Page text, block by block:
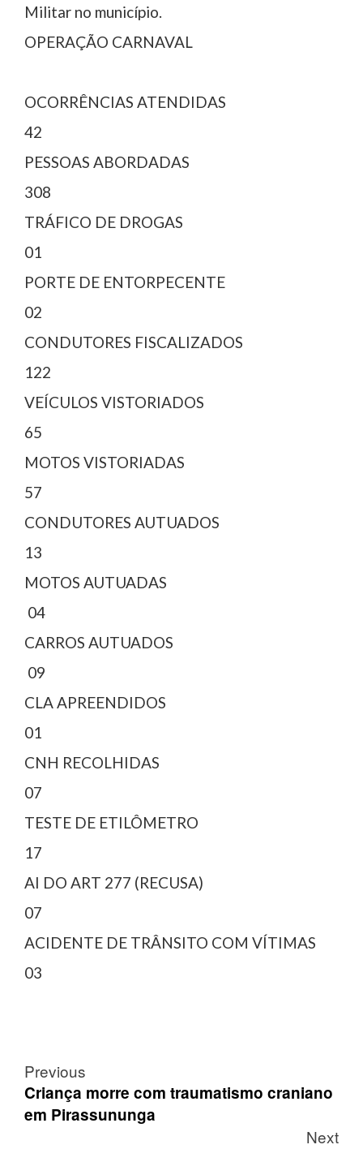
Militar no município.
OPERAÇÃO CARNAVAL
OCORRÊNCIAS ATENDIDAS
42
PESSOAS ABORDADAS
308
TRÁFICO DE DROGAS
01
PORTE DE ENTORPECENTE
02
CONDUTORES FISCALIZADOS
122
VEÍCULOS VISTORIADOS
65
MOTOS VISTORIADAS
57
CONDUTORES AUTUADOS
13
MOTOS AUTUADAS
04
CARROS AUTUADOS
09
CLA APREENDIDOS
01
CNH RECOLHIDAS
07
TESTE DE ETILÔMETRO
17
AI DO ART 277 (RECUSA)
07
ACIDENTE DE TRÂNSITO COM VÍTIMAS
03
Post
navigation
Previous
Criança morre com traumatismo craniano
em Pirassununga
Next